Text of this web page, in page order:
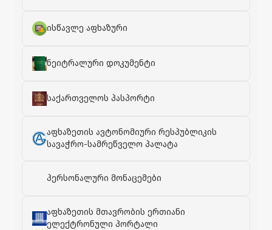
ისწავლე აფხაზური
ნეიტრალური დოკუმენტი
საქართველოს პასპორტი
აფხაზეთის ავტონომიური რესპუბლიკის
სავაჭრო-სამრეწველო პალატა
პერსონალური მონაცემები
აფხაზეთის მთავრობის ერთიანი
ელექტრონული პორტალი